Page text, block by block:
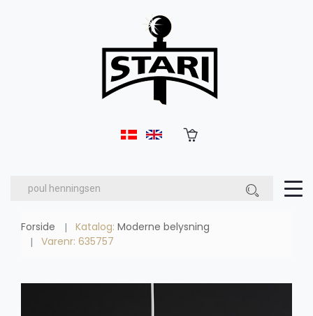
Forside Katalog: Moderne belysning
Varenr: 635757